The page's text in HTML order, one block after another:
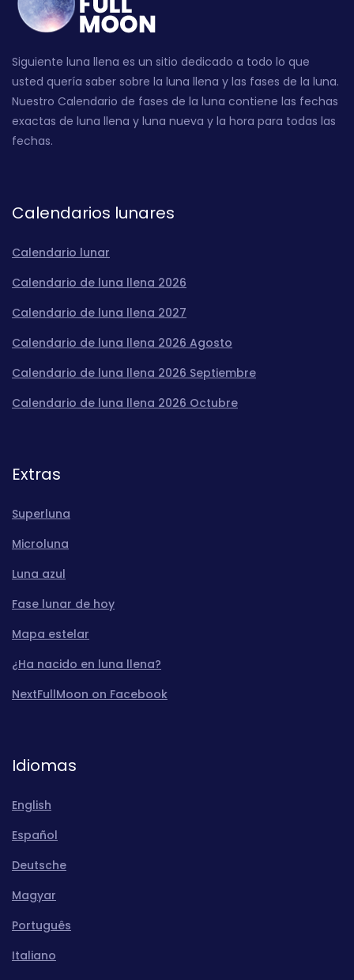
Siguiente luna llena es un sitio dedicado a todo lo que
usted quería saber sobre la luna llena y las fases de la luna.
Nuestro Calendario de fases de la luna contiene las fechas
exactas de luna llena y luna nueva y la hora para todas las
fechas.
Calendarios lunares
Calendario lunar
Calendario de luna llena 2026
Calendario de luna llena 2027
Calendario de luna llena 2026 Agosto
Calendario de luna llena 2026 Septiembre
Calendario de luna llena 2026 Octubre
Extras
Superluna
Microluna
Luna azul
Fase lunar de hoy
Mapa estelar
¿Ha nacido en luna llena?
NextFullMoon on Facebook
Idiomas
English
Español
Deutsche
Magyar
Português
Italiano